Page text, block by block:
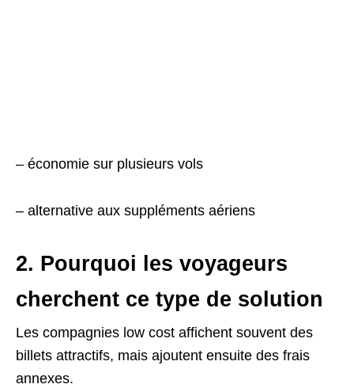
– économie sur plusieurs vols
– alternative aux suppléments aériens
2. Pourquoi les voyageurs
cherchent ce type de solution
Les compagnies low cost affichent souvent des
billets attractifs, mais ajoutent ensuite des frais
annexes.